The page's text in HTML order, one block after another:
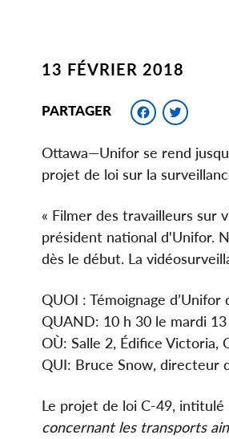
13 FÉVRIER 2018
PARTAGER
Ottawa—Unifor se rend
projet de loi sur la
« Filmer des travailleurs sur
président national d'Unifor.
dès le début. La
QUOI : Témoignage
QUAND: 10 h 30 le mardi
OÙ: Salle 2, Édifice Victoria,
QUI: Bruce Snow, directeur
Le projet de loi C‑49, intitulé
concernant les transports